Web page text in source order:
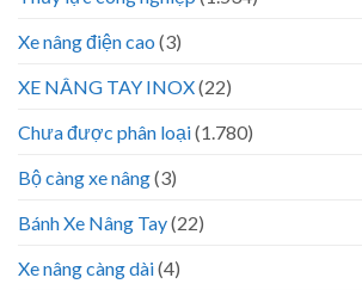
Xe nâng điện cao (3)
XE NÂNG TAY INOX(22)
Chưa được phân loại(1.780)
Bộ càng xe nâng(3)
Bánh Xe Nâng Tay(22)
Xe nâng càng dài(4)